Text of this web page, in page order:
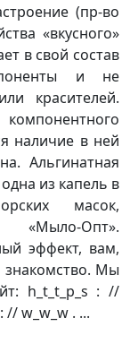
(пр-во
«вкусного»
в свой состав
и не
красителей.
наличие в ней
Альгинатная
из капель в
масок,
«Мыло-Опт».
эффект, вам,
знакомство. Мы
h_t_t_p_s : //
// w_w_w . ...